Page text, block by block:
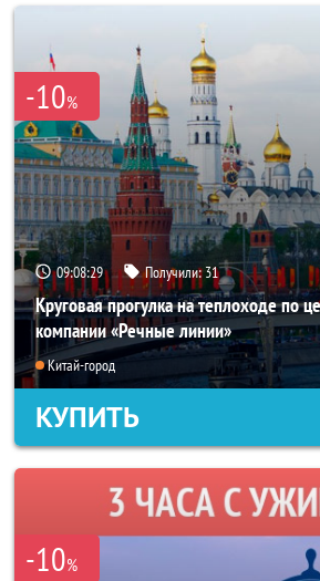
-10%
09:08:25 Получили:31
Круговая прогулка на теплоходе по
компании «Речные линии»
Китай-город
КУПИТЬ
-10%